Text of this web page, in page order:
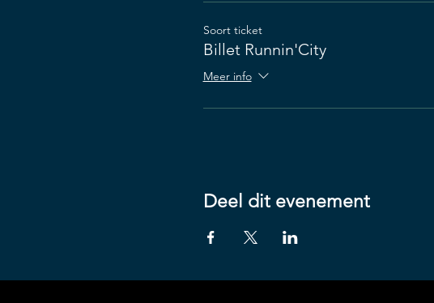
Soort ticket
Billet Runnin'City
Meer info
Deel dit evenement